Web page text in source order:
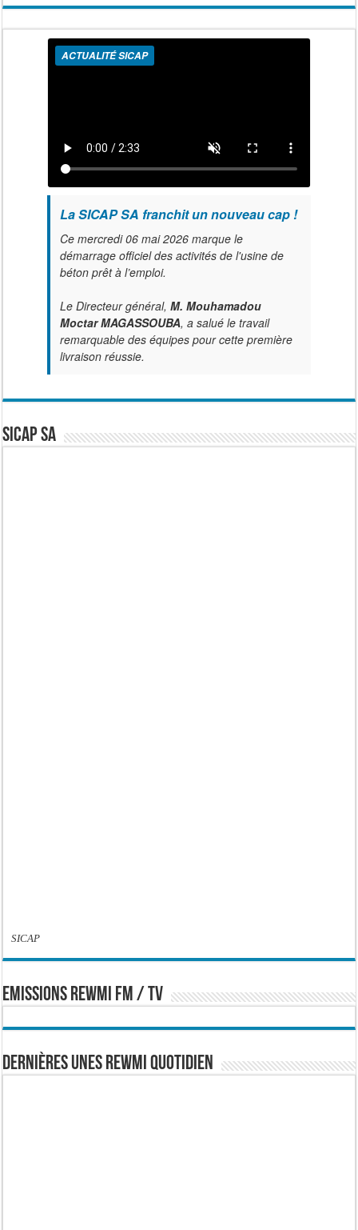
ACTUALITÉ SICAP
La SICAP SA franchit un nouveau cap !
Ce mercredi 06 mai 2026 marque le
démarrage officiel des activités de l'usine de
béton prêt à l’emploi.
Le Directeur général, M. Mouhamadou
Moctar MAGASSOUBA, a salué le travail
remarquable des équipes pour cette première
livraison réussie.
SICAP SA
SICAP
EMISSIONS REWMI FM / TV
Dernières Unes Rewmi Quotidien